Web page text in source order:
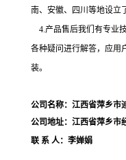
南、安徽、四川等地设立
4.产品售后我们有专业
各种疑问进行解答，应用
装。
公司名称：江西省萍乡市
公司地址：江西省萍乡市
联 系 人：李婵娟